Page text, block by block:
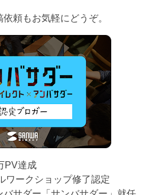
頼もお気軽にどうぞ。
PV達成
ークショップ修了認定